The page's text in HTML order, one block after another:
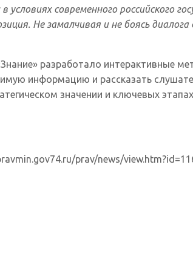
современного российского
Не замалчивая и не боясь
разработало интерактивные
информацию и рассказать
значении и ключевых
prav/news/